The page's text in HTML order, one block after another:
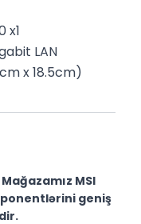
x1
LAN
x 18.5cm)
MSI
geniş